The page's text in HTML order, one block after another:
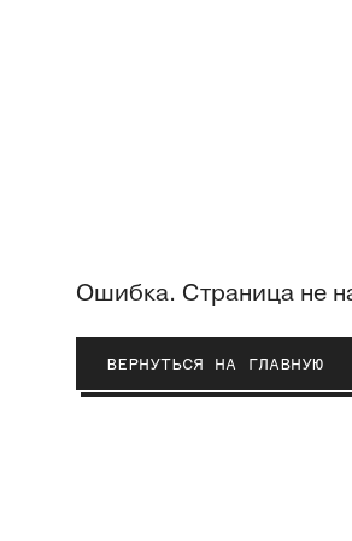
Ошибка. Страница не
ВЕРНУТЬСЯ НА ГЛАВНУЮ